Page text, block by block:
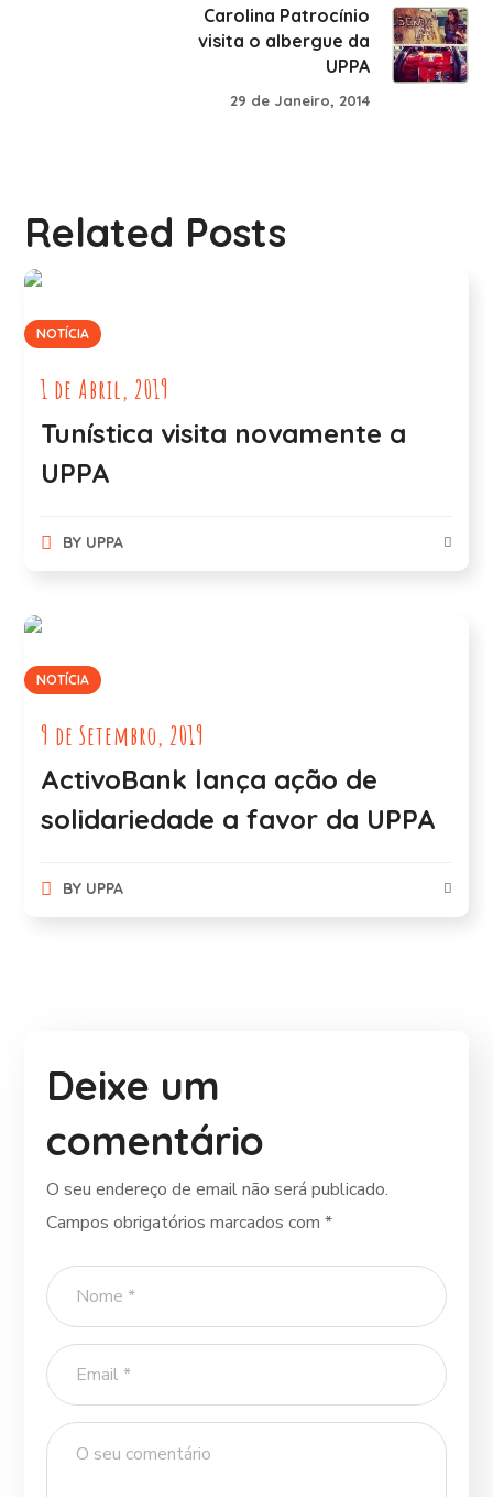
Carolina Patrocínio
visita o albergue da
UPPA
29 de Janeiro, 2014
Related Posts
NOTÍCIA
1 de Abril, 2019
Tunística visita novamente a
UPPA
BY UPPA
NOTÍCIA
9 de Setembro, 2019
ActivoBank lança ação de
solidariedade a favor da UPPA
BY UPPA
Deixe um
comentário
O seu endereço de email não será publicado.
Campos obrigatórios marcados com*